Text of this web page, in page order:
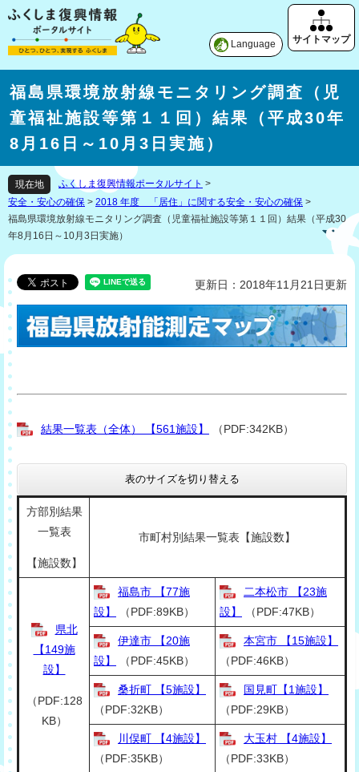
Language
福島県環境放射線モニタリング調査（児
童福祉施設等第１１回）結果（平成30年
8月16日～10月3日実施）
現在地 ふくしま復興情報ポータルサイト >
安全・安心の確保 > 2018 年度 「居住」に関する安全・安心の確保 >
福島県環境放射線モニタリング調査（児童福祉施設等第１１回）結果（平成30
年8月16日～10月3日実施）
更新日：2018年11月21日更新
結果一覧表（全体） 【561施設】 （PDF:342KB）
表のサイズを切り替える
方部別結果
一覧表
【施設数】
市町村別結果一覧表【施設数】
県北
【149施
設】
（PDF:128
KB）
福島市 【77施
設】
（PDF:89KB）
二本松市 【23施
設】
（PDF:47KB）
伊達市 【20施
設】
（PDF:45KB）
本宮市 【15施設】
（PDF:46KB）
桑折町 【5施設】
（PDF:32KB）
国見町【1施設】
（PDF:29KB）
川俣町 【4施設】
（PDF:35KB）
大玉村 【4施設】
（PDF:33KB）